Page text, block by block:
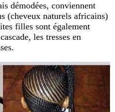
démodées, conviennent
(cheveux naturels africains)
filles sont également
les tresses en